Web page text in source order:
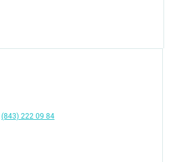
(843) 222 09 84